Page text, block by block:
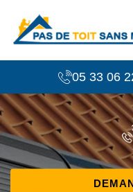
05 33 06